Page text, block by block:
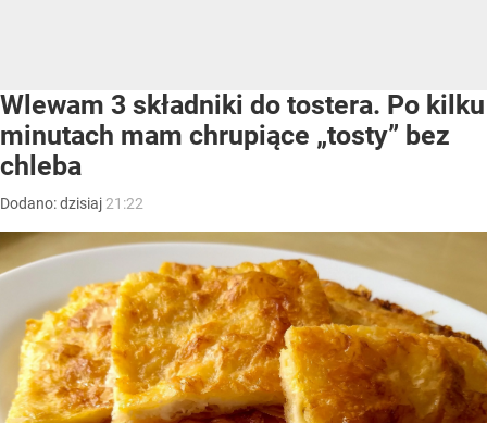
Wlewam 3 składniki do tostera. Po kilku
minutach mam chrupiące „tosty” bez
chleba
Dodano:dzisiaj 21:22